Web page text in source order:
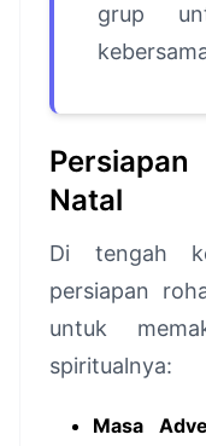
grup
Natal
Di tengah
persiapan
untuk
spiritualnya:
Masa